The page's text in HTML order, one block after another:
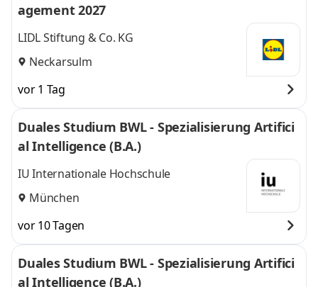
agement 2027
LIDL Stiftung & Co. KG
Neckarsulm
vor 1 Tag
Duales Studium BWL - Spezialisierung Artifici
al Intelligence (B.A.)
IU Internationale Hochschule
München
vor 10 Tagen
Duales Studium BWL - Spezialisierung Artifici
al Intelligence (B.A.)